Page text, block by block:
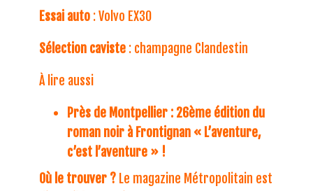
Essai auto : Volvo EX30
Sélection caviste : champagne Clandestin
À lire aussi
Près de Montpellier : 26ème édition du
roman noir à Frontignan « L’aventure,
c’est l’aventure » !
Où le trouver ? Le magazine Métropolitain est